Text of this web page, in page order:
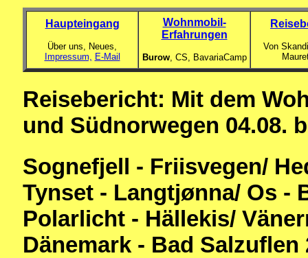
Haupteingang
Über uns, Neues,
Impressum, E-Mail
Wohnmobil-
Erfahrungen
Burow, CS, BavariaCamp
Von
Reisebericht: Mit dem
und Südnorwegen 04.08.
Sognefjell - Friisvegen/
Tynset - Langtjønna/ Os -
Polarlicht - Hällekis/
Dänemark - Bad Salzuflen